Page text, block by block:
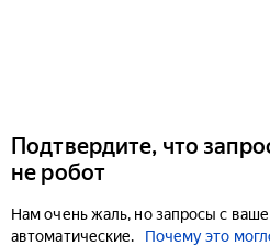
Подтвердите, что
не робот
Нам очень жаль, но запросы с
автоматические.
Почему это